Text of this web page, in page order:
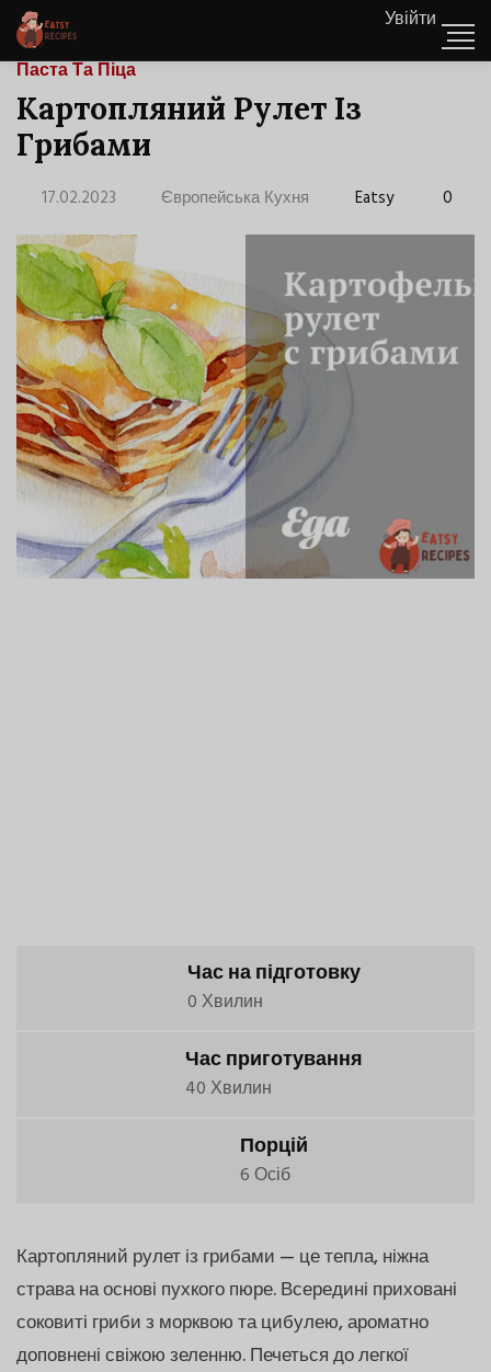
Увійти
Паста Та Піца
Картопляний Рулет Із
Грибами
17.02.2023 Європейська Кухня Eatsy 0
Час на підготовку
0 Хвилин
Час приготування
40 Хвилин
Порцій
6 Осіб
Картопляний рулет із грибами — це тепла, ніжна
страва на основі пухкого пюре. Всередині приховані
соковиті гриби з морквою та цибулею, ароматно
доповнені свіжою зеленню. Печеться до легкої